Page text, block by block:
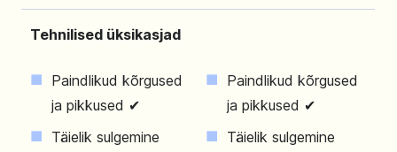
Tehnilised üksikasjad
Paindlikud kõrgused
ja pikkused ✔
Täielik sulgemine
Paindlikud kõrgused
ja pikkused ✔
Täielik sulgemine